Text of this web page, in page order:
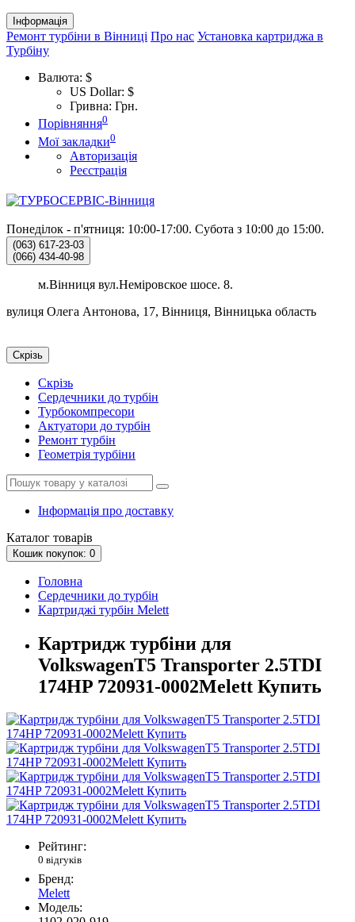
Інформація
Ремонт турбіни в Вінниці Про нас Установка картриджа в
Турбіну
Валюта: $
US Dollar: $
Гривна: Грн.
Порівняння0
Мої закладки0
Авторизація
Реєстрація
Понеділок - п'ятниця: 10:00-17:00. Субота з 10:00 до 15:00.
(063) 617-23-03
(066) 434-40-98
м.Вінниця вул.Неміровское шосе. 8.
вулиця Олега Антонова, 17, Вінниця, Вінницька область
Скрізь
Скрізь
Сердечники до турбін
Турбокомпресори
Актуатори до турбін
Ремонт турбін
Геометрія турбіни
Інформація про доставку
Каталог товарів
Кошик покупок: 0
Головна
Сердечники до турбін
Картриджі турбін Melett
Картридж турбіни для
VolkswagenT5 Transporter 2.5TDI
174HP 720931-0002Melett Купить
Рейтинг:
0 відгуків
Бренд:
Melett
Модель: